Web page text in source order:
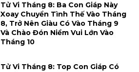
Tử Vi Tháng 8: Ba Con Giáp Này
Xoay Chuyển Tình Thế Vào Tháng
8, Trở Nên Giàu Có Vào Tháng 9
Và Chào Đón Niềm Vui Lớn Vào
Tháng 10
Tử Vi Tháng 8: Top Con Giáp Có